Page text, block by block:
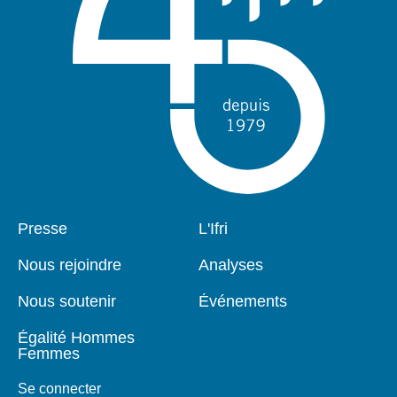
Pied
Presse
Nous rejoindre
Nous soutenir
Égalité Hommes
Femmes
Se connecter
Navigation
L'Ifri
Analyses
Événements